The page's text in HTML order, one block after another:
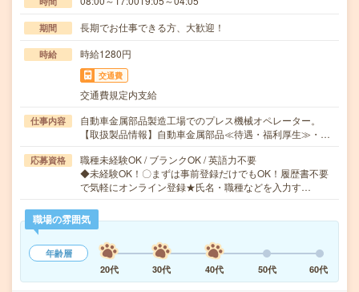
期間 長期でお仕事できる方、大歓迎！
時給 時給1280円
交通費
交通費規定内支給
仕事内容
自動車金属部品製造工場でのプレス機械オペレーター。
【取扱製品情報】自動車金属部品≪待遇・福利厚生≫・…
応募資格
職種未経験OK / ブランクOK / 英語力不要
◆未経験OK！〇まずは事前登録だけでもOK！履歴書不要
で気軽にオンライン登録★氏名・職種などを入力す…
職場の雰囲気
年齢層
20代
30代 40代 50代 60代